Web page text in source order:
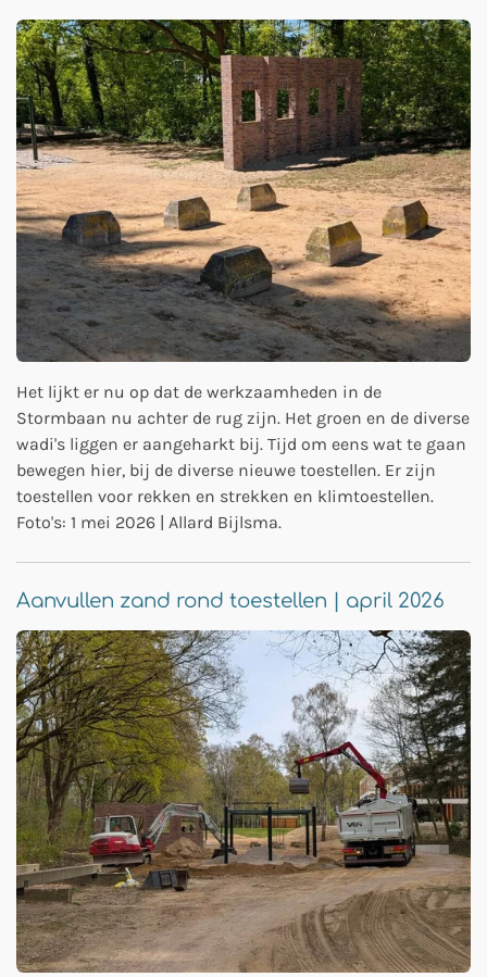
Het lijkt er nu op dat de werkzaamheden in de
Stormbaan nu achter de rug zijn. Het groen en de diverse
wadi's liggen er aangeharkt bij. Tijd om eens wat te gaan
bewegen hier, bij de diverse nieuwe toestellen. Er zijn
toestellen voor rekken en strekken en klimtoestellen.
Foto's: 1 mei 2026 | Allard Bijlsma.
Aanvullen zand rond toestellen | april 2026